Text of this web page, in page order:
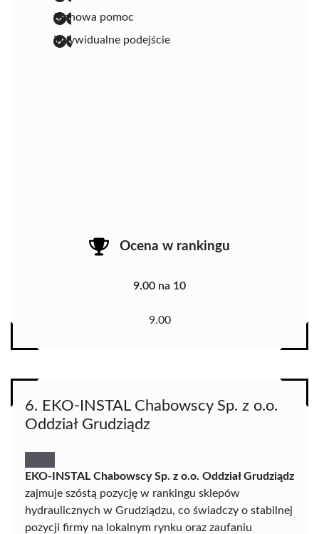
fachowa pomoc
indywidualne podejście
Ocena w rankingu
9.00 na 10
9.00
6. EKO-INSTAL Chabowscy Sp. z o.o.
Oddział Grudziądz
EKO-INSTAL Chabowscy Sp. z o.o. Oddział Grudziądz
zajmuje szóstą pozycję w rankingu sklepów
hydraulicznych w Grudziądzu, co świadczy o stabilnej
pozycji firmy na lokalnym rynku oraz zaufaniu